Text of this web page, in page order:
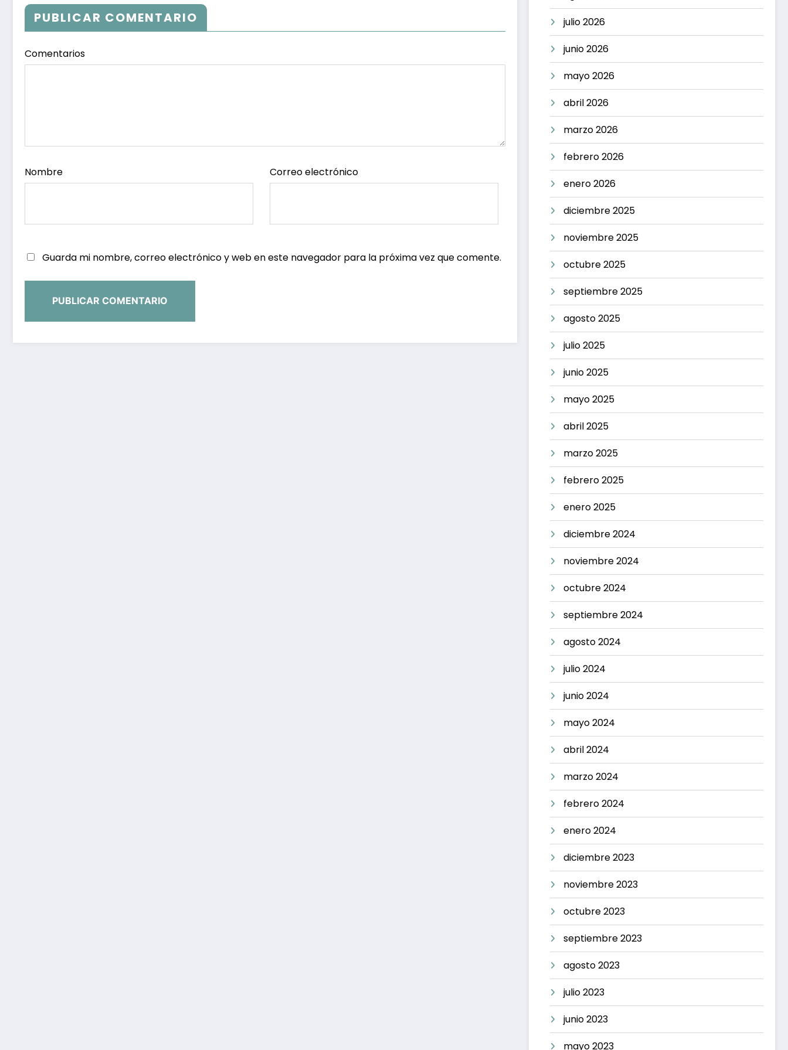
Opiniones de los
Ciudadanos
PUBLICAR COMENTARIO
Comentarios
Nombre Correo electrónico
Guarda mi nombre, correo electrónico y web en este navegador para la próxima vez que comente.
julio 2026
junio 2026
mayo 2026
abril 2026
marzo 2026
febrero 2026
enero 2026
diciembre 2025
noviembre 2025
octubre 2025
septiembre 2025
agosto 2025
julio 2025
junio 2025
mayo 2025
abril 2025
marzo 2025
febrero 2025
enero 2025
diciembre 2024
noviembre 2024
octubre 2024
septiembre 2024
agosto 2024
julio 2024
junio 2024
mayo 2024
abril 2024
marzo 2024
febrero 2024
enero 2024
diciembre 2023
noviembre 2023
octubre 2023
septiembre 2023
agosto 2023
julio 2023
junio 2023
mayo 2023